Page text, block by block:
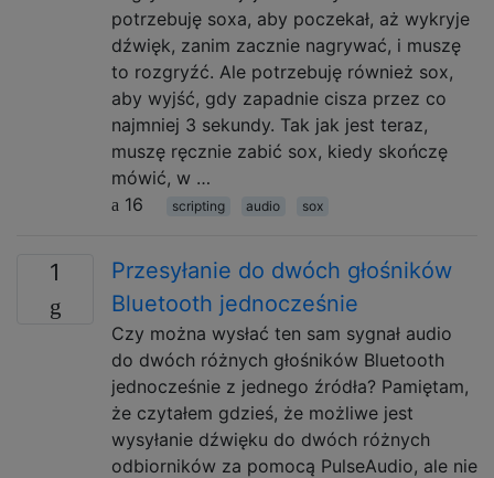
potrzebuję soxa, aby poczekał, aż wykryje
dźwięk, zanim zacznie nagrywać, i muszę
to rozgryźć. Ale potrzebuję również sox,
aby wyjść, gdy zapadnie cisza przez co
najmniej 3 sekundy. Tak jak jest teraz,
muszę ręcznie zabić sox, kiedy skończę
mówić, w …
16
scripting audio sox
1
Przesyłanie do dwóch głośników
Bluetooth jednocześnie
Czy można wysłać ten sam sygnał audio
do dwóch różnych głośników Bluetooth
jednocześnie z jednego źródła? Pamiętam,
że czytałem gdzieś, że możliwe jest
wysyłanie dźwięku do dwóch różnych
odbiorników za pomocą PulseAudio, ale nie